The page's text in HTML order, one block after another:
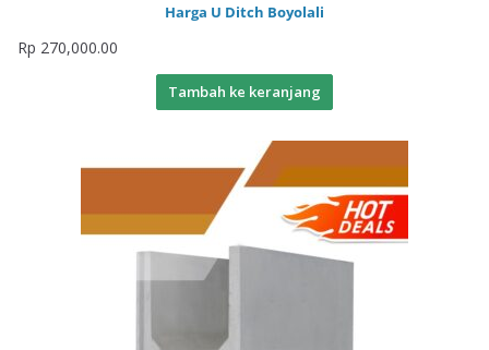
Harga U Ditch Boyolali
Rp 270,000.00
Tambah ke keranjang